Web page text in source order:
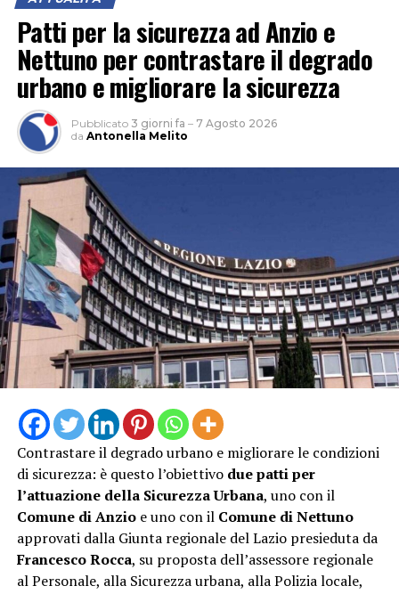
“Questo ulteriore servizio, collocato in una zona molto
accessibile nei pressi dei luoghi più frequentati,
testimonia il nostro costante impegno nel garantire
un’assistenza di prossimità, tempestiva e vicina ai
bisogni dei cittadini – dichiara la Direttrice Generale
della Asl Latina, Sabrina Cenciarelli –. In questa maniera
rafforziamo la rete territoriale per offrire un punto di
riferimento sicuro a residenti e turisti durante il picco
estivo, contribuendo al contempo a decongestionare il
Pronto Soccorso”
“L’attivazione della Guardia Medica Turistica – afferma il
sindaco Matilde Celentano – rappresenta una risposta
concreta alle esigenze del nostro territorio nel periodo
Patti per la sicurezza ad Anzio e
Nettuno per contrastare il degrado
urbano e migliorare la sicurezza
Pubblicato 3 giorni fa – 7 Agosto 2026
da Antonella Melito
Contrastare il degrado urbano e migliorare le condizioni
di sicurezza: è questo l’obiettivo due patti per
l’attuazione della Sicurezza Urbana, uno con il
Comune di Anzioe uno con il Comune di Nettuno
approvati dalla Giunta regionale del Lazio presieduta da
Francesco Rocca, su proposta dell’assessore regionale
al Personale, alla Sicurezza urbana, alla Polizia locale,